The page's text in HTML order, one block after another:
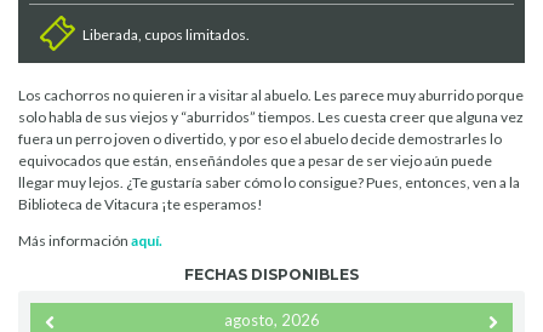
Liberada, cupos limitados.
Los cachorros no quieren ir a visitar al abuelo. Les parece muy aburrido porque
solo habla de sus viejos y “aburridos” tiempos. Les cuesta creer que alguna vez
fuera un perro joven o divertido, y por eso el abuelo decide demostrarles lo
equivocados que están, enseñándoles que a pesar de ser viejo aún puede
llegar muy lejos. ¿Te gustaría saber cómo lo consigue? Pues, entonces, ven a la
Biblioteca de Vitacura ¡te esperamos!
Más información aquí.
FECHAS DISPONIBLES
agosto, 2026